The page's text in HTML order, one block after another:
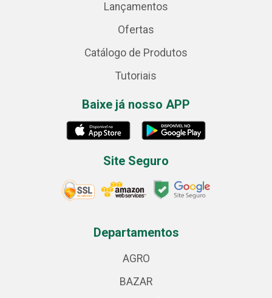
Lançamentos
Ofertas
Catálogo de Produtos
Tutoriais
Baixe já nosso APP
Site Seguro
Departamentos
AGRO
BAZAR